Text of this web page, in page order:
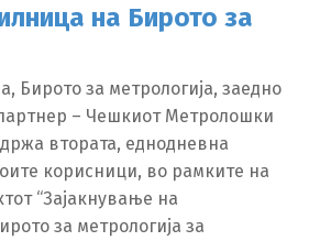
на Бирото за
Бирото за метрологија, заедно
– Чешкиот Метролошки
втората, еднодневна
корисници, во рамките на
“Зајакнување на
за метрологија за